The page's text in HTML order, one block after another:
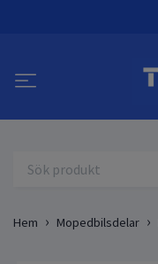
Hem Mopedbilsdelar